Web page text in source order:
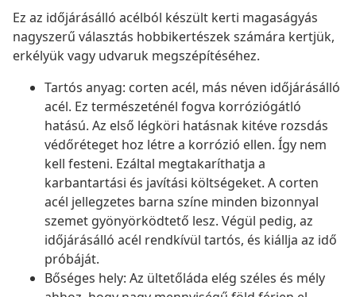
Ez az időjárásálló acélból készült kerti magaságyás
nagyszerű választás hobbikertészek számára kertjük,
erkélyük vagy udvaruk megszépítéséhez.
Tartós anyag: corten acél, más néven időjárásálló
acél. Ez természeténél fogva korróziógátló
hatású. Az első légköri hatásnak kitéve rozsdás
védőréteget hoz létre a korrózió ellen. Így nem
kell festeni. Ezáltal megtakaríthatja a
karbantartási és javítási költségeket. A corten
acél jellegzetes barna színe minden bizonnyal
szemet gyönyörködtető lesz. Végül pedig, az
időjárásálló acél rendkívül tartós, és kiállja az idő
próbáját.
Bőséges hely: Az ültetőláda elég széles és mély